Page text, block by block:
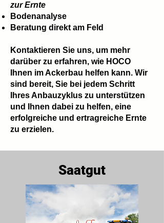
zur Ernte
Bodenanalyse
Beratung direkt am Feld
Kontaktieren Sie uns, um mehr
darüber zu erfahren, wie HOCO
Ihnen im Ackerbau helfen kann. Wir
sind bereit, Sie bei jedem Schritt
Ihres Anbauzyklus zu unterstützen
und Ihnen dabei zu helfen, eine
erfolgreiche und ertragreiche Ernte
zu erzielen.
Saatgut